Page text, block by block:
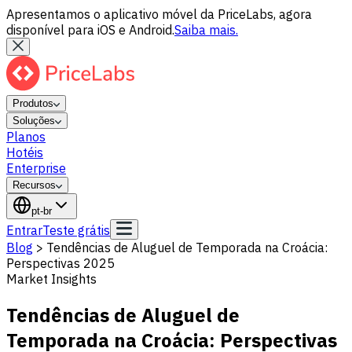
Apresentamos o aplicativo móvel da PriceLabs, agora
disponível para iOS e Android.Saiba mais.
Produtos
Soluções
Planos
Hotéis
Enterprise
Recursos
pt-br
EntrarTeste grátis
Blog > Tendências de Aluguel de Temporada na Croácia:
Perspectivas 2025
Market Insights
Tendências de Aluguel de
Temporada na Croácia: Perspectivas